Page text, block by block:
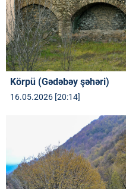
Körpü (Gədəbəy şəhəri)
16.05.2026 [20:14]